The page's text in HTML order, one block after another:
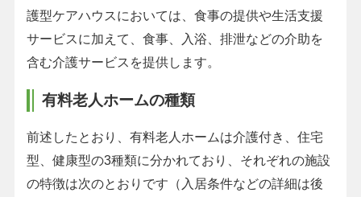
護型ケアハウスにおいては、食事の提供や生活支援
サービスに加えて、食事、入浴、排泄などの介助を
含む介護サービスを提供します。
有料老人ホームの種類
前述したとおり、有料老人ホームは介護付き、住宅
型、健康型の3種類に分かれており、それぞれの施設
の特徴は次のとおりです（入居条件などの詳細は後